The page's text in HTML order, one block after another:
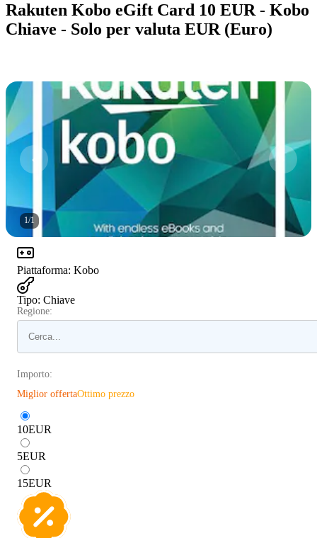
Rakuten Kobo eGift Card 10 EUR - Kobo
Chiave - Solo per valuta EUR (Euro)
1/1
Piattaforma: Kobo
Tipo: Chiave
Regione:
Importo:
Miglior offertaOttimo prezzo
10EUR
5EUR
15EUR